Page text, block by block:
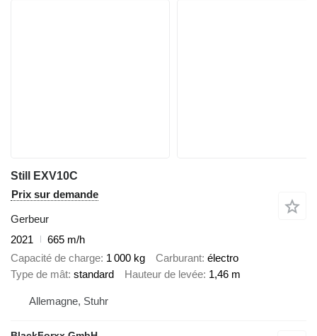
Still EXV10C
Prix sur demande
Gerbeur
2021
665 m/h
Capacité de charge 1 000 kg Carburant électro
Type de mât standard Hauteur de levée 1,46 m
Allemagne, Stuhr